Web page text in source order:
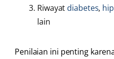
Riwayat diabetes,
lain
Penilaian ini penting